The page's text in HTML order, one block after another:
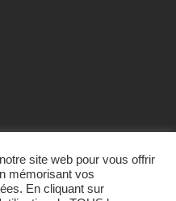
site web pour vous offrir
mémorisant vos
En cliquant sur